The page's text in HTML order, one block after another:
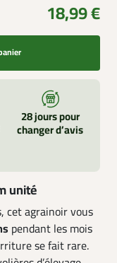
18,99 €
28 jours pour
changer d’avis
unité
cet agrainoir vous
pendant les mois
se fait rare.